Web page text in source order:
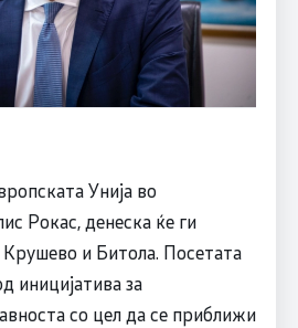
Унија во
Рокас, денеска ќе ги
и Битола. Посетата
иницијатива за
со цел да се приближи